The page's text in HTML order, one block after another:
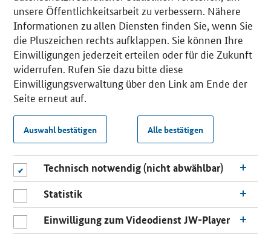
unsere Öffentlichkeitsarbeit zu verbessern. Nähere
Informationen zu allen Diensten finden Sie, wenn Sie
die Pluszeichen rechts aufklappen. Sie können Ihre
Einwilligungen jederzeit erteilen oder für die Zukunft
widerrufen. Rufen Sie dazu bitte diese
Einwilligungsverwaltung über den Link am Ende der
Seite erneut auf.
Auswahl bestätigen Alle bestätigen
Technisch notwendig (nicht abwählbar)
Statistik
Einwilligung zum Videodienst JW-Player